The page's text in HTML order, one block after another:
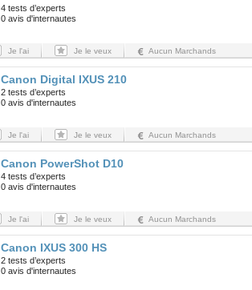
4 tests d’experts
0 avis d'internautes
Je l'ai Je le veux Aucun Marchands
Canon Digital IXUS 210
2 tests d’experts
0 avis d'internautes
Je l'ai Je le veux Aucun Marchands
Canon PowerShot D10
4 tests d’experts
0 avis d'internautes
Je l'ai Je le veux Aucun Marchands
Canon IXUS 300 HS
2 tests d’experts
0 avis d'internautes